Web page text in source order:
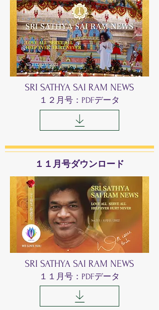
SRI SATHYA SAI RAM NEWS
​１２月号：PDFデータ
​１１月号ダウンロード
SRI SATHYA SAI RAM NEWS
​１１月号：PDFデータ